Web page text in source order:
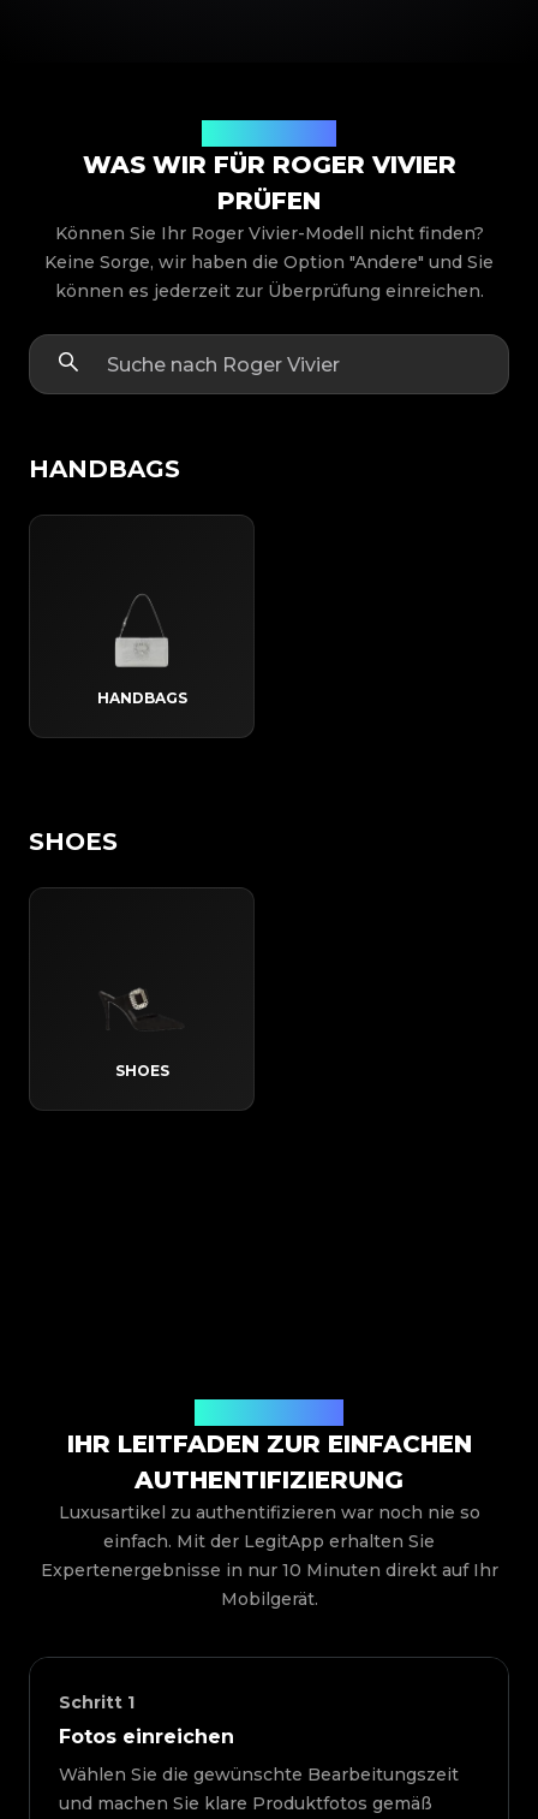
WAS WIR FÜR ROGER VIVIER
PRÜFEN
Können Sie Ihr Roger Vivier-Modell nicht finden?
Keine Sorge, wir haben die Option "Andere" und Sie
können es jederzeit zur Überprüfung einreichen.
HANDBAGS
HANDBAGS
SHOES
SHOES
IHR LEITFADEN ZUR EINFACHEN
AUTHENTIFIZIERUNG
Luxusartikel zu authentifizieren war noch nie so
einfach. Mit der LegitApp erhalten Sie
Expertenergebnisse in nur 10 Minuten direkt auf Ihr
Mobilgerät.
Schritt 1
Fotos einreichen
Wählen Sie die gewünschte Bearbeitungszeit
und machen Sie klare Produktfotos gemäß